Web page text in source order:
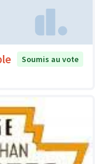
Soumis au vote